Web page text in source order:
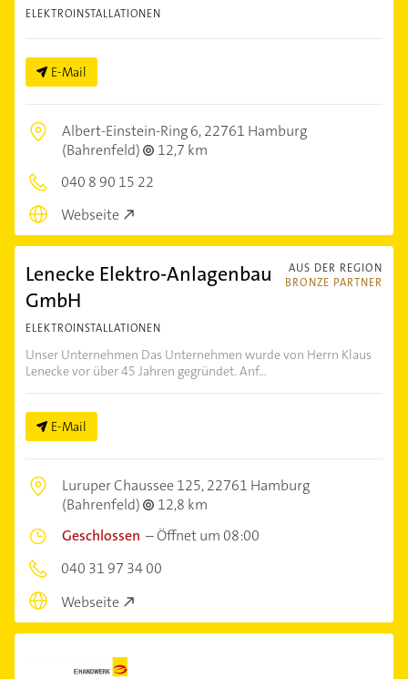
ELEKTROINSTALLATIONEN
E-Mail
Albert-Einstein-Ring 6,22761 Hamburg
(Bahrenfeld)
12,7 km
040 8 90 15 22
Webseite
AUS DER REGION
BRONZE PARTNER
Lenecke Elektro-Anlagenbau
GmbH
ELEKTROINSTALLATIONEN
Unser Unternehmen Das Unternehmen wurde von Herrn Klaus
Lenecke vor über 45 Jahren gegründet. Anf...
E-Mail
Luruper Chaussee 125,22761 Hamburg
(Bahrenfeld)
12,8 km
Geschlossen –Öffnet um 08:00
040 31 97 34 00
Webseite